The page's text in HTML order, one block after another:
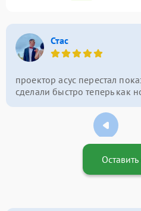
Стас
проектор асус перестал
сделали быстро теперь как